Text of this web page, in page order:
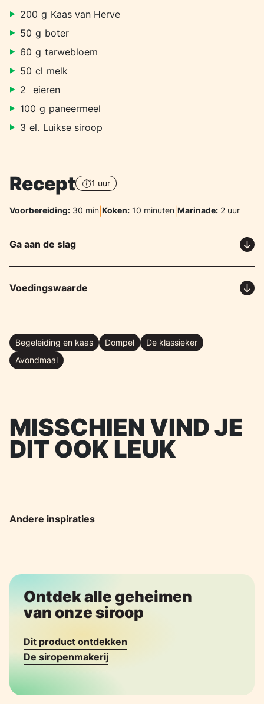
200 g Kaas van Herve
50 g boter
60 g tarwebloem
50 cl melk
2 eieren
100 g paneermeel
3 el. Luikse siroop
Recept 1 uur
Voorbereiding: 30 min Koken: 10 minuten Marinade: 2 uur
Ga aan de slag
Voedingswaarde
Begeleiding en kaas Dompel
De klassieker
Avondmaal
MISSCHIEN VIND JE
DIT OOK LEUK
Andere inspiraties
Ontdek alle geheimen
van onze siroop
Dit product ontdekken
De siropenmakerij